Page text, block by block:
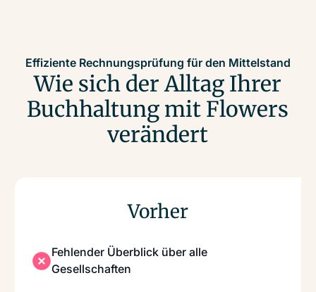
Effiziente Rechnungsprüfung für den Mittelstand
Wie sich der Alltag Ihrer
Buchhaltung mit Flowers
verändert
Vorher
Fehlender Überblick über alle
Gesellschaften